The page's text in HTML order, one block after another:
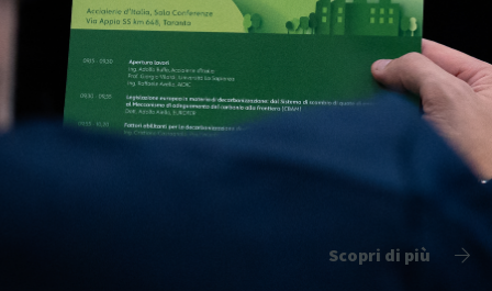
Scopri di più